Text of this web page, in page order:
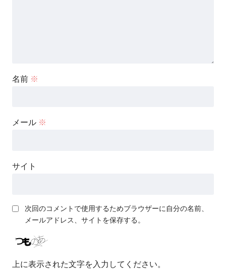
名前 ※
メール ※
サイト
次回のコメントで使用するためブラウザーに自分の名前、
メールアドレス、サイトを保存する。
上に表示された文字を入力してください。